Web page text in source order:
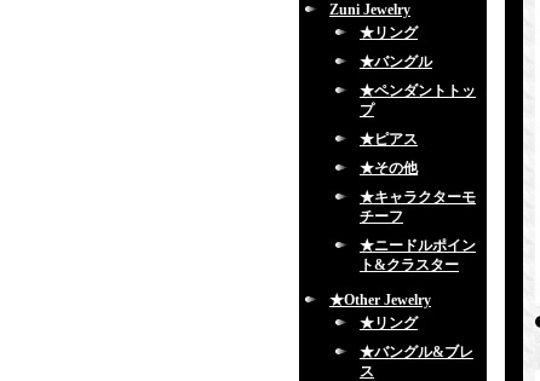
Zuni Jewelry
★リング
★バングル
★ペンダントトッ
プ
★ピアス
★その他
★キャラクターモ
チーフ
★ニードルポイン
ト&クラスター
★Other Jewelry
★リング
★バングル&ブレ
ス